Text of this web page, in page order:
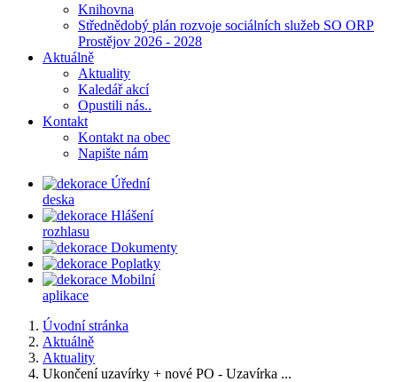
Knihovna
Střednědobý plán rozvoje sociálních služeb SO ORP
Prostějov 2026 - 2028
Aktuálně
Aktuality
Kaledář akcí
Opustili nás..
Kontakt
Kontakt na obec
Napište nám
Úřední
deska
Hlášení
rozhlasu
Dokumenty
Poplatky
Mobilní
aplikace
Úvodní stránka
Aktuálně
Aktuality
Ukončení uzavírky + nové PO - Uzavírka ...